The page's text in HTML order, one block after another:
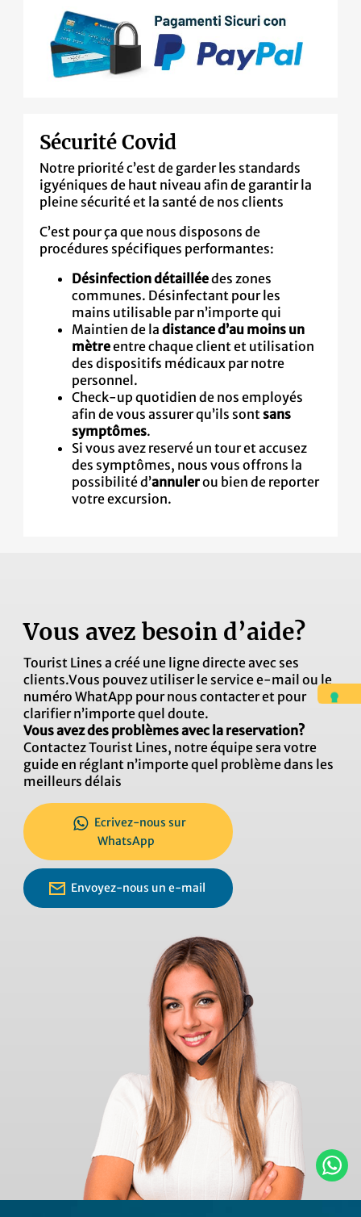
Sécurité Covid
Notre priorité c’est de garder les standards
igyéniques de haut niveau afin de garantir la
pleine sécurité et la santé de nos clients
C’est pour ça que nous disposons de
procédures spécifiques performantes:
Désinfection détailléedes zones
communes. Désinfectant pour les
mains utilisable par n’importe qui
Maintien de ladistance d’au moins un
mètreentre chaque client et utilisation
des dispositifs médicaux par notre
personnel.
Check-up quotidien de nos employés
afin de vous assurer qu’ils sontsans
symptômes.
Si vous avez reservé un tour et accusez
des symptômes, nous vous offrons la
possibilité d’annulerou bien de reporter
votre excursion.
Vous avez besoin d’aide?
Tourist Lines a créé une ligne directe avec ses
clients.Vous pouvez utiliser le service e-mail ou le
numéro WhatApp pour nous contacter et pour
clarifier n’importe quel doute.
Vous avez des problèmes avec la reservation?
Contactez Tourist Lines, notre équipe sera votre
guide en réglant n’importe quel problème dans les
meilleurs délais
Ecrivez-nous sur
WhatsApp
Envoyez-nous un e-mail